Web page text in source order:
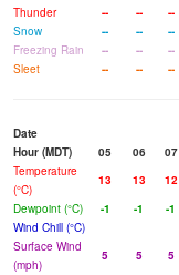
Thunder
-- -- --
Snow
-- -- --
Freezing Rain
-- -- --
Sleet
-- -- --
Date
Hour (MDT)
05 06 07
Temperature
(°C)
13 13 12
Dewpoint (°C)
-1 -1 -1
Wind Chill (°C)
Surface Wind
(mph)
5 5 5